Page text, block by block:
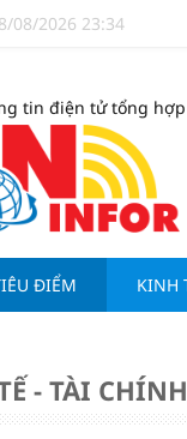
08/2026 23:34
tin điện tử tổng hợp
ĐIỂM KINH
- TÀI CHÍNH